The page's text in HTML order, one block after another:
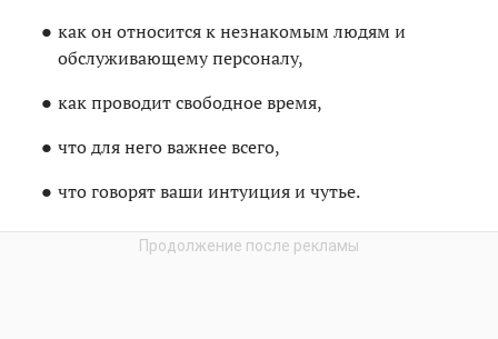
как он относится к незнакомым людям и
обслуживающему персоналу,
как проводит свободное время,
что для него важнее всего,
что говорят ваши интуиция и чутье.